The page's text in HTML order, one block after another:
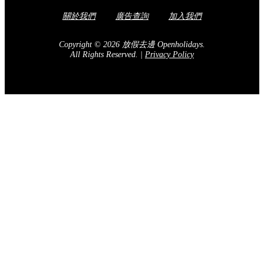
關於我們 廣告查詢 加入我們
Copyright © 2026 放假去邊 Openholidays.
All Rights Reserved.
Privacy Policy